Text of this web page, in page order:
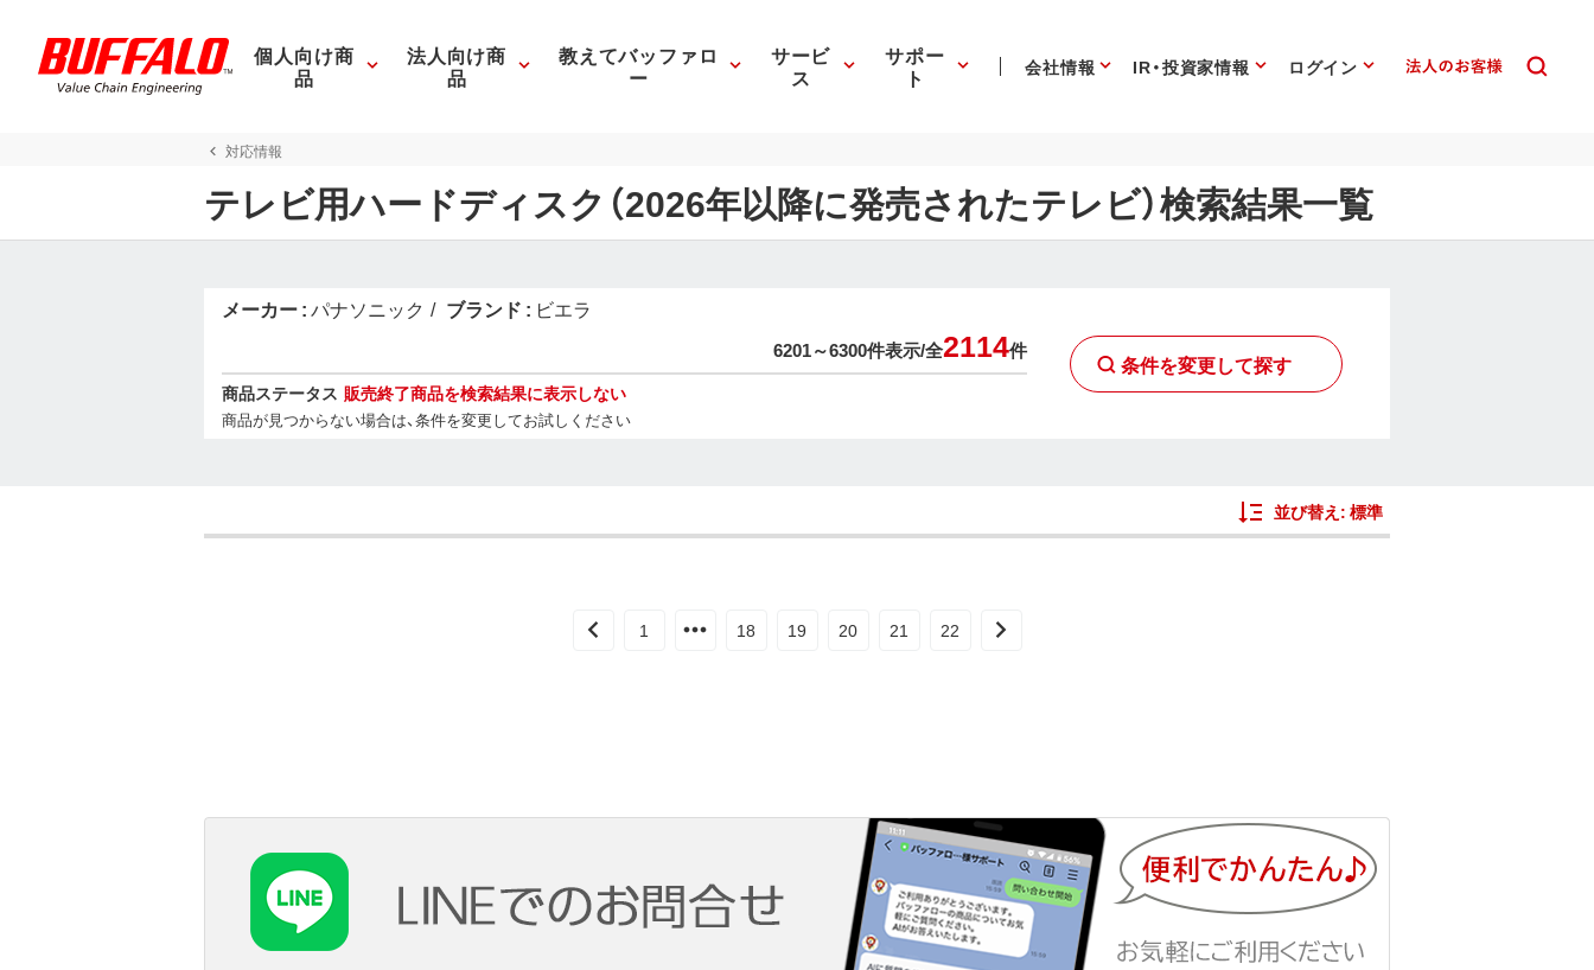
個人向け商
品
法人向け商
品
教えてバッファロ
ー
サービ
ス
サポー
ト 会社情報 IR・投資家情報 ログイン
対応情報
テレビ用ハードディスク（2026年以降に発売されたテレビ）検索結果一覧
メーカー パナソニック ブランド ビエラ
6201～6300件表示/全2114件
商品ステータス 販売終了商品を検索結果に表示しない
商品が見つからない場合は、条件を変更してお試しください
条件を変更して探す
並び替え: 標準
1 18 19 20 21 22